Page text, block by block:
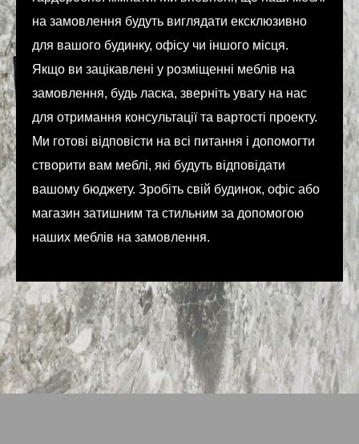
на замовлення будуть виглядати ексклюзивно
для вашого будинку, офісу чи іншого місця.
Якщо ви зацікавлені у розміщенні меблів на
замовлення, будь ласка, зверніть увагу на нас
для отримання консультації та вартості проекту.
Ми готові відповісти на всі питання і допомогти
створити вам меблі, які будуть відповідати
вашому бюджету. Зробіть свій будинок, офіс або
магазин затишним та стильним за допомогою
наших меблів на замовлення.